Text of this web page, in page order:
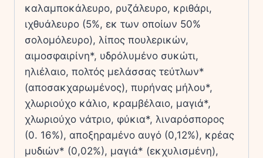
καλαμποκάλευρο, ρυζάλευρο, κριθάρι,
ιχθυάλευρο (5%, εκ των οποίων 50%
σολομόλευρο), λίπος πουλερικών,
αιμοσφαιρίνη*, υδρόλυμένο συκώτι,
ηλιέλαιο, πολτός μελάσσας τεύτλων*
(αποσακχαρωμένος), πυρήνας μήλου*,
χλωριούχο κάλιο, κραμβέλαιο, μαγιά*,
χλωριούχο νάτριο, φύκια*, λιναρόσπορος
(0. 16%), αποξηραμένο αυγό (0,12%), κρέας
μυδιών* (0,02%), μαγιά* (εκχυλισμένη),